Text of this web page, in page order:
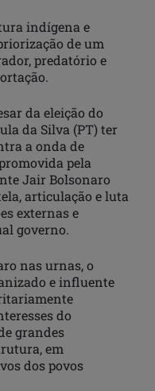
indígena e
de um
predatório e
da eleição do
da Silva (PT) ter
a onda de
pela
Jair Bolsonaro
articulação e luta
externas e
governo.
nas urnas, o
e influente
do
grandes
em
dos povos